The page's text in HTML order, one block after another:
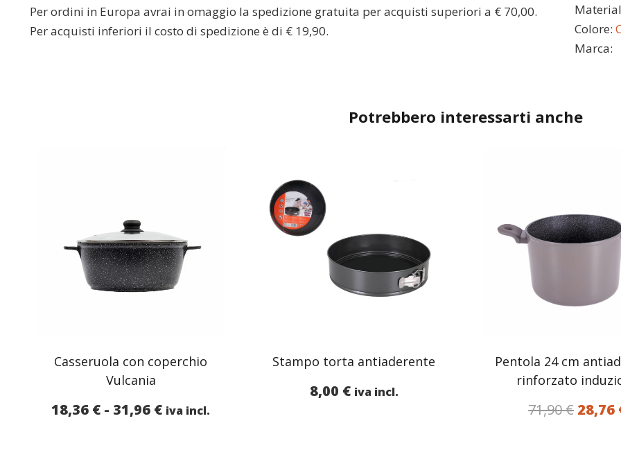
Per ordini in Europa avrai in omaggio la spedizione gratuita per acquisti superiori a € 70,00.
Per acquisti inferiori il costo di spedizione è di € 19,90.
Colore:
Marca:
Potrebbero interessarti anche
Casseruola con coperchio
Vulcania
18,36 € - 31,96 €Fascia
iva incl.
Stampo torta antiaderente
8,00 € iva incl.
Pentola 24 cm
rinforzato
71,90€ Il
28,76